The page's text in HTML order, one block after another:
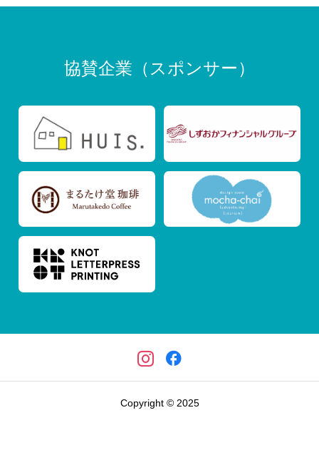
協賛企業（スポンサー）
Copyright © 2025